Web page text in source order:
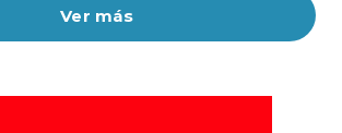
Ver más